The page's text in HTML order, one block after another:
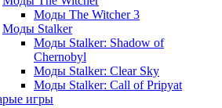
Моды The Witcher 3
Моды Stalker
Моды Stalker: Shadow of
Chernobyl
Моды Stalker: Clear Sky
Моды Stalker: Call of Pripyat
игры